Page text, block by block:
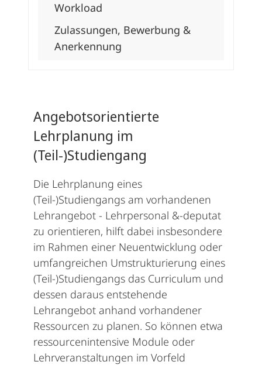
Workload
Zulassungen, Bewerbung &
Anerkennung
Angebotsorientierte
Lehrplanung im
(Teil-)Studiengang
Die Lehrplanung eines
(Teil-)Studiengangs am vorhandenen
Lehrangebot - Lehrpersonal &-deputat
zu orientieren, hilft dabei insbesondere
im Rahmen einer Neuentwicklung oder
umfangreichen Umstrukturierung eines
(Teil-)Studiengangs das Curriculum und
dessen daraus entstehende
Lehrangebot anhand vorhandener
Ressourcen zu planen. So können etwa
ressourcenintensive Module oder
Lehrveranstaltungen im Vorfeld